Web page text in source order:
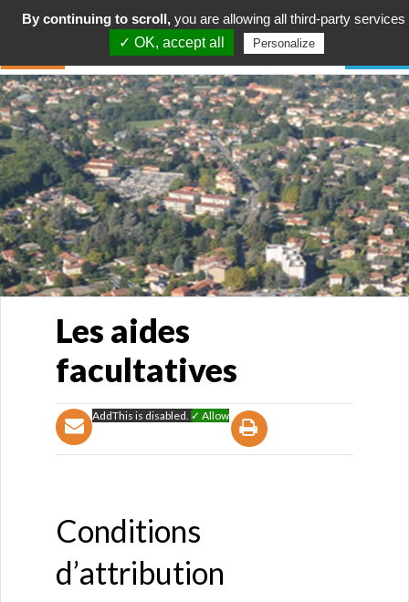
Les aides
facultatives
AddThis is disabled. ✓ Allow
Conditions
d’attribution
By continuing to scroll, you are allowing all third-party services
✓ OK, accept all
Personalize